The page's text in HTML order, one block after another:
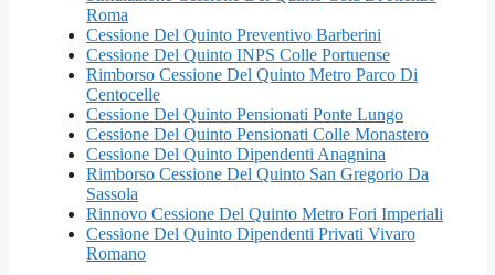
Roma
Cessione Del Quinto Preventivo Barberini
Cessione Del Quinto INPS Colle Portuense
Rimborso Cessione Del Quinto Metro Parco Di
Centocelle
Cessione Del Quinto Pensionati Ponte Lungo
Cessione Del Quinto Pensionati Colle Monastero
Cessione Del Quinto Dipendenti Anagnina
Rimborso Cessione Del Quinto San Gregorio Da
Sassola
Rinnovo Cessione Del Quinto Metro Fori Imperiali
Cessione Del Quinto Dipendenti Privati Vivaro
Romano